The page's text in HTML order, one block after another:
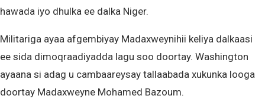
hawada iyo dhulka ee dalka Niger.
Militariga ayaa afgembiyay Madaxweynihii keliya dalkaasi
ee sida dimoqraadiyadda lagu soo doortay. Washington
ayaana si adag u cambaareysay tallaabada xukunka looga
doortay Madaxweyne Mohamed Bazoum.